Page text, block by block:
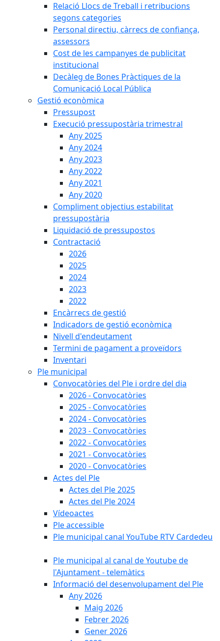
Relació Llocs de Treball i retribucions
segons categories
Personal directiu, càrrecs de confiança,
assessors
Cost de les campanyes de publicitat
institucional
Decàleg de Bones Pràctiques de la
Comunicació Local Pública
Gestió econòmica
Pressupost
Execució pressupostària trimestral
Any 2025
Any 2024
Any 2023
Any 2022
Any 2021
Any 2020
Compliment objectius estabilitat
pressupostària
Liquidació de pressupostos
Contractació
2026
2025
2024
2023
2022
Encàrrecs de gestió
Indicadors de gestió econòmica
Nivell d'endeutament
Termini de pagament a proveïdors
Inventari
Ple municipal
Convocatòries del Ple i ordre del dia
2026 - Convocatòries
2025 - Convocatòries
2024 - Convocatòries
2023 - Convocatòries
2022 - Convocatòries
2021 - Convocatòries
2020 - Convocatòries
Actes del Ple
Actes del Ple 2025
Actes del Ple 2024
Vídeoactes
Ple accessible
Ple municipal canal YouTube RTV Cardedeu
Ple municipal al canal de Youtube de
l'Ajuntament - telemàtics
Informació del desenvolupament del Ple
Any 2026
Maig 2026
Febrer 2026
Gener 2026